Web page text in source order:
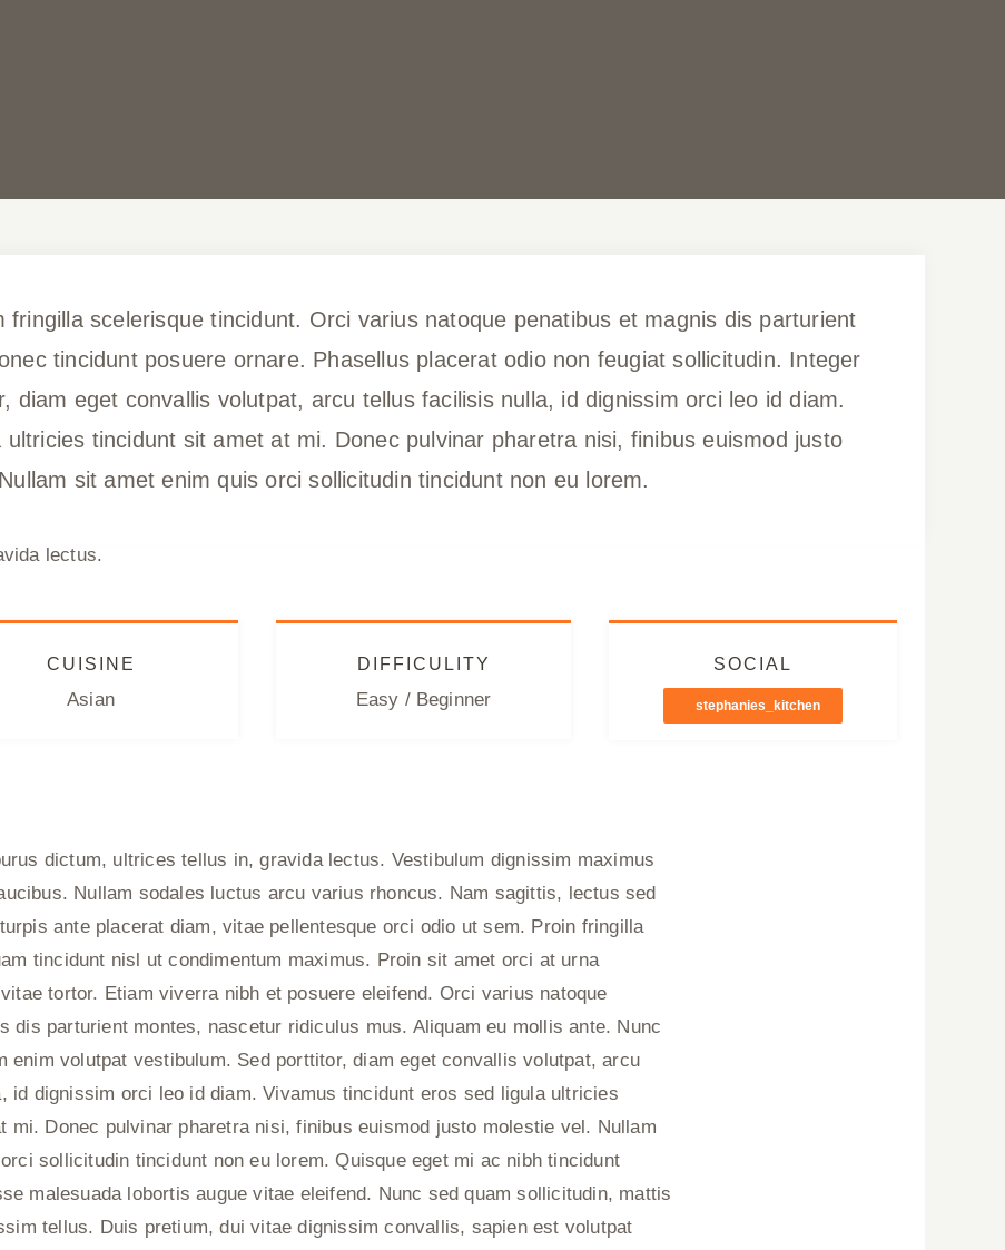
fringilla scelerisque tincidunt. Orci varius natoque penatibus et magnis dis parturient
tincidunt posuere ornare. Phasellus placerat odio non feugiat sollicitudin. Integer
diam eget convallis volutpat, arcu tellus facilisis nulla, id dignissim orci leo id diam.
tincidunt sit amet at mi. Donec pulvinar pharetra nisi, finibus euismod justo
sit amet enim quis orci sollicitudin tincidunt non eu lorem.
CUISINE
Asian
DIFFICULITY
Easy / Beginner
SOCIAL
stephanies_kitchen
dictum, ultrices tellus in, gravida lectus. Vestibulum dignissim maximus
Nullam sodales luctus arcu varius rhoncus. Nam sagittis, lectus sed
ante placerat diam, vitae pellentesque orci odio ut sem. Proin fringilla
tincidunt nisl ut condimentum maximus. Proin sit amet orci at urna
tortor. Etiam viverra nibh et posuere eleifend. Orci varius natoque
dis parturient montes, nascetur ridiculus mus. Aliquam eu mollis ante. Nunc
enim volutpat vestibulum. Sed porttitor, diam eget convallis volutpat, arcu
id dignissim orci leo id diam. Vivamus tincidunt eros sed ligula ultricies
mi. Donec pulvinar pharetra nisi, finibus euismod justo molestie vel. Nullam
sollicitudin tincidunt non eu lorem. Quisque eget mi ac nibh tincidunt
malesuada lobortis augue vitae eleifend. Nunc sed quam sollicitudin, mattis
tellus. Duis pretium, dui vitae dignissim convallis, sapien est volutpat